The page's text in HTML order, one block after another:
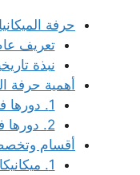
حرفة
تعريف
نبذة
أهمية حرفة
1. دورها في الصناعات
2. دورها في الحياة اليومية
أقسام
1. ميكانيكا السيارات